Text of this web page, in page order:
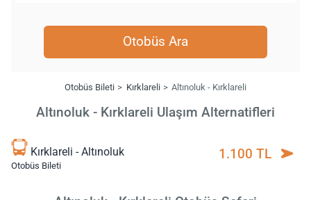
Otobüs Ara
Otobüs Bileti Kırklareli Altınoluk - Kırklareli
Altınoluk - Kırklareli Ulaşım Alternatifleri
Kırklareli - Altınoluk
Otobüs Bileti
1.100 TL